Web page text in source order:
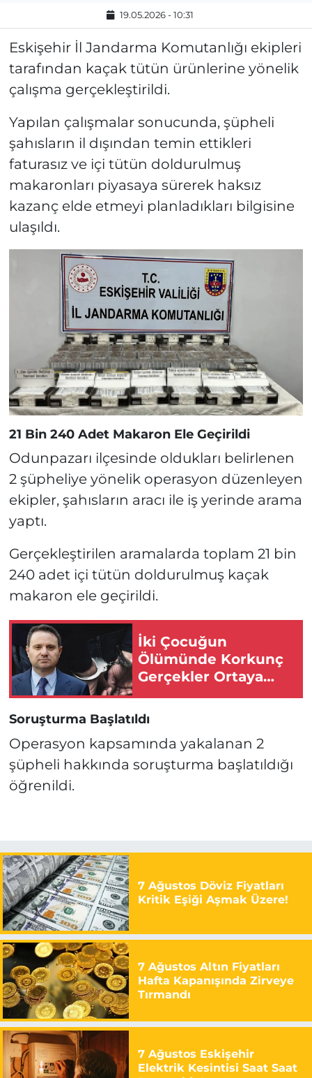
19.05.2026 - 10:31
Eskişehir İl Jandarma Komutanlığı ekipleri
tarafından kaçak tütün ürünlerine yönelik
çalışma gerçekleştirildi.
Yapılan çalışmalar sonucunda, şüpheli
şahısların il dışından temin ettikleri
faturasız ve içi tütün doldurulmuş
makaronları piyasaya sürerek haksız
kazanç elde etmeyi planladıkları bilgisine
ulaşıldı.
21 Bin 240 Adet Makaron Ele Geçirildi
Odunpazarı ilçesinde oldukları belirlenen
2 şüpheliye yönelik operasyon düzenleyen
ekipler, şahısların aracı ile iş yerinde arama
yaptı.
Gerçekleştirilen aramalarda toplam 21 bin
240 adet içi tütün doldurulmuş kaçak
makaron ele geçirildi.
İki Çocuğun
Ölümünde Korkunç
Gerçekler Ortaya
Çıktı
Soruşturma Başlatıldı
Operasyon kapsamında yakalanan 2
şüpheli hakkında soruşturma başlatıldığı
öğrenildi.
7 Ağustos Döviz Fiyatları
Kritik Eşiği Aşmak Üzere!
7 Ağustos Altın Fiyatları
Hafta Kapanışında Zirveye
Tırmandı
7 Ağustos Eskişehir
Elektrik Kesintisi Saat Saat